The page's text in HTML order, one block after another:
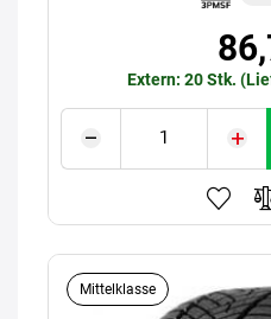
Extern: 20 Stk.
Mittelklasse